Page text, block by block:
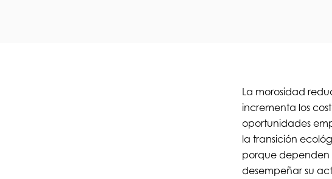
La morosidad
incrementa los
oportunidades
la transición
porque dependen
desempeñar su